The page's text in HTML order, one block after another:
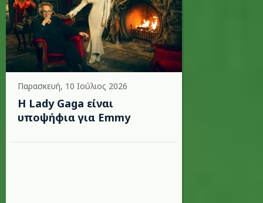
Παρασκευή, 10 Ιούλιος 2026
Η Lady Gaga είναι
υποψήφια για Emmy